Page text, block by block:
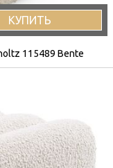
КУПИТЬ
115489 Bente